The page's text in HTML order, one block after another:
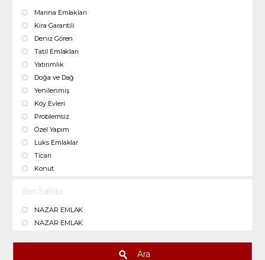
Marina Emlakları
Kira Garantili
Deniz Gören
Tatil Emlakları
Yatırımlık
Doğa ve Dağ
Yenilenmiş
Köy Evleri
Problemsiz
Özel Yapım
Luks Emlaklar
Ticari
Konut
İlan Sahibi
NAZAR EMLAK
NAZAR EMLAK
Ara